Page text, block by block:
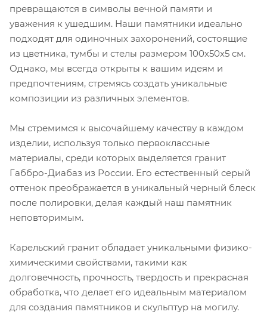
превращаются в символы вечной памяти и
уважения к ушедшим. Наши памятники идеально
подходят для одиночных захоронений, состоящие
из цветника, тумбы и стелы размером 100х50х5 см.
Однако, мы всегда открыты к вашим идеям и
предпочтениям, стремясь создать уникальные
композиции из различных элементов.
Мы стремимся к высочайшему качеству в каждом
изделии, используя только первоклассные
материалы, среди которых выделяется гранит
Габбро-Диабаз из России. Его естественный серый
оттенок преображается в уникальный черный блеск
после полировки, делая каждый наш памятник
неповторимым.
Карельский гранит обладает уникальными физико-
химическими свойствами, такими как
долговечность, прочность, твердость и прекрасная
обработка, что делает его идеальным материалом
для создания памятников и скульптур на могилу.